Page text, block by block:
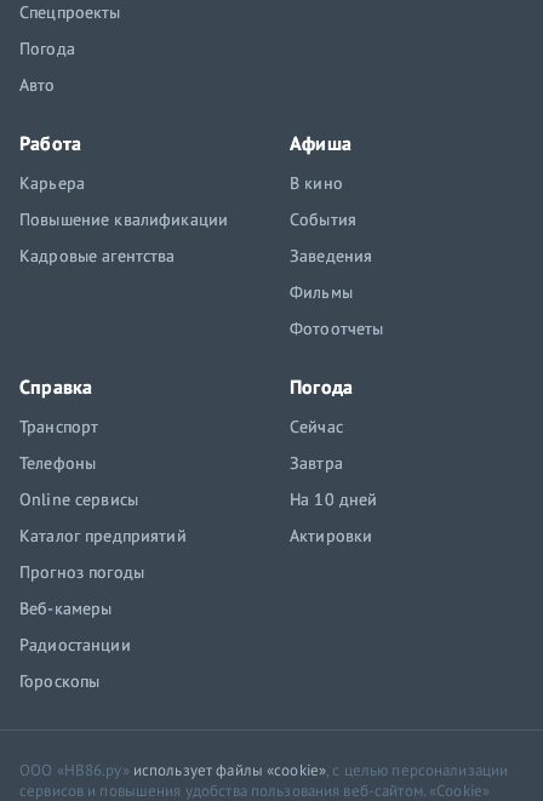
Спецпроекты
Погода
Авто
Работа
Карьера
Повышение квалификации
Кадровые агентства
Афиша
В кино
События
Заведения
Фильмы
Фотоотчеты
Справка
Транспорт
Телефоны
Online сервисы
Каталог предприятий
Прогноз погоды
Веб-камеры
Радиостанции
Гороскопы
Погода
Сейчас
Завтра
На 10 дней
Актировки
ООО «НВ86.ру» использует файлы «cookie», с целью персонализации
сервисов и повышения удобства пользования веб-сайтом. «Cookie»